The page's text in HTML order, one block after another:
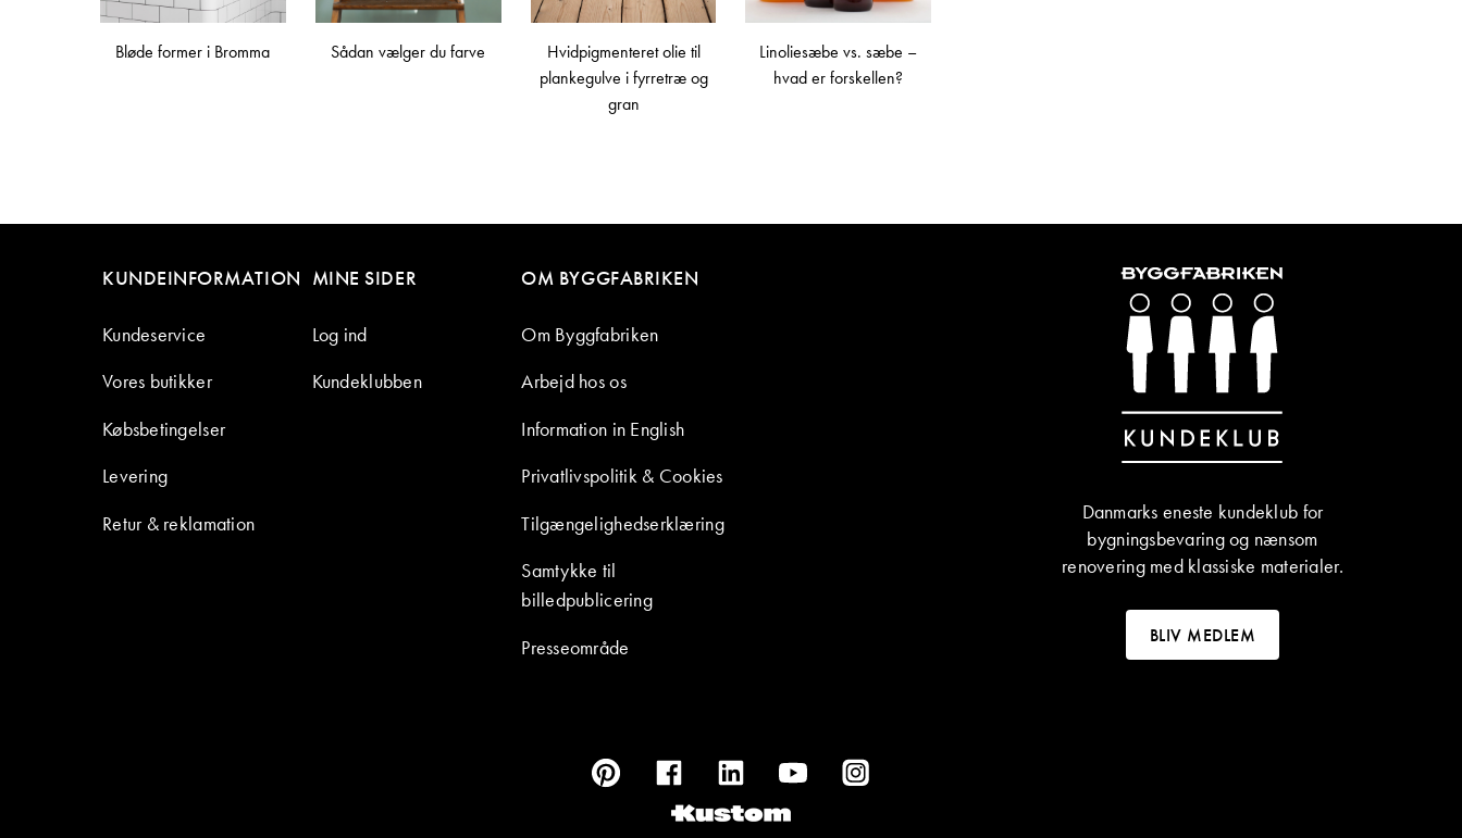
Bløde former i Bromma Sådan vælger du farve
Hvidpigmenteret olie til
plankegulve i fyrretræ og
gran
Linoliesæbe vs. sæbe –
hvad er forskellen?
KUNDEINFORMATION
Kundeservice
Vores butikker
Købsbetingelser
Levering
Retur & reklamation
MINE SIDER
Log ind
Kundeklubben
OM BYGGFABRIKEN
Om Byggfabriken
Arbejd hos os
Information in English
Privatlivspolitik & Cookies
Tilgængelighedserklæring
Samtykke til
billedpublicering
Presseområde
Danmarks eneste kundeklub for
bygningsbevaring og nænsom
renovering med klassiske materialer.
BLIV MEDLEM